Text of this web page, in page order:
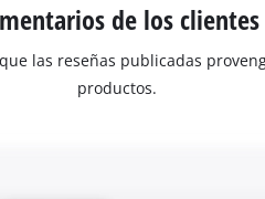
de los clientes
las reseñas publicadas
productos.